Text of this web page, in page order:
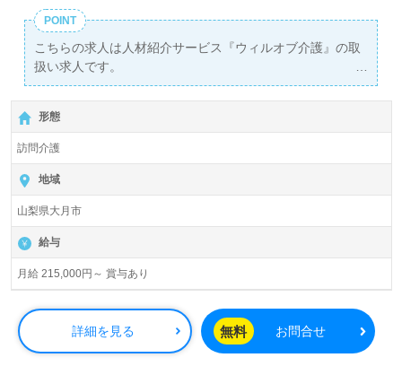
POINT
こちらの求人は人材紹介サービス『ウィルオブ介護』の取
扱い求人です。
詳細に関してお気軽にご相談ください♪
【無料】で皆さんの転職活動をサポートいたします。
形態
訪問介護
地域
山梨県大月市
給与
月給 215,000円～ 賞与あり
詳細を見る 無料 お問合せ